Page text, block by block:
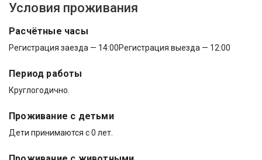
Условия проживания
Расчётные часы
Регистрация заезда — 14:00Регистрация выезда — 12:00
Период работы
Круглогодично.
Проживание с детьми
Дети принимаются с 0 лет.